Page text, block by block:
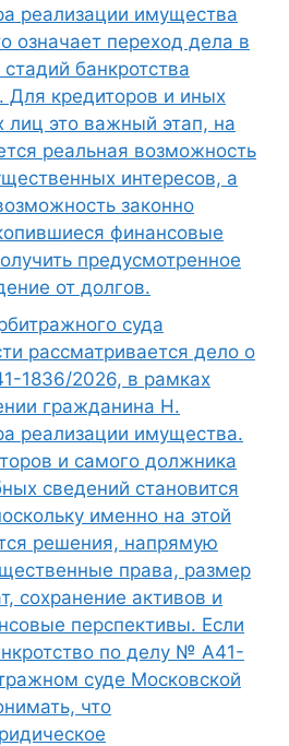
реализации имущества
означает переход дела в
банкротства
Для кредиторов и иных
лиц это важный этап, на
реальная возможность
интересов, а
законно
финансовые
предусмотренное
от долгов.
суда
рассматривается дело о
1836/2026, в рамках
гражданина Н.
реализации имущества.
и самого должника
сведений становится
именно на этой
решения, напрямую
права, размер
сохранение активов и
перспективы. Если
по делу № А41-
суде Московской
что